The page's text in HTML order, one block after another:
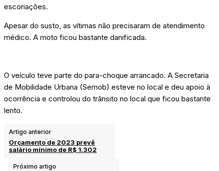
escoriações.
Apesar do susto, as vítimas não precisaram de atendimento
médico. A moto ficou bastante danificada.
O veículo teve parte do para-choque arrancado. A Secretaria
de Mobilidade Urbana (Semob) esteve no local e deu apoio à
ocorrência e controlou do trânsito no local que ficou bastante
lento.
Artigo anterior
Orçamento de 2023 prevê
salário mínimo de R$ 1.302
Próximo artigo